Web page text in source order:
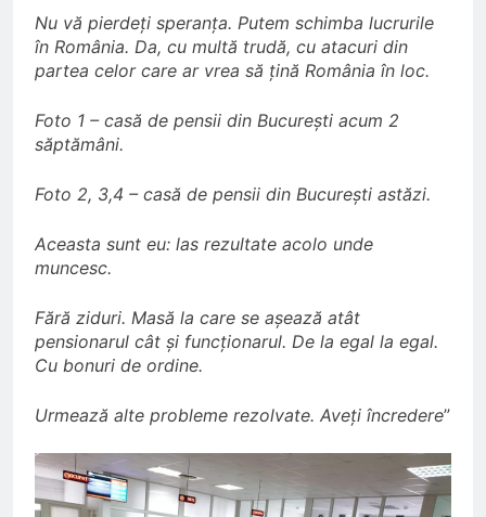
Nu vă pierdeți speranța. Putem schimba lucrurile
în România. Da, cu multă trudă, cu atacuri din
partea celor care ar vrea să țină România în loc.
Foto 1 – casă de pensii din București acum 2
săptămâni.
Foto 2, 3,4 – casă de pensii din București astăzi.
Aceasta sunt eu: las rezultate acolo unde
muncesc.
Fără ziduri. Masă la care se așează atât
pensionarul cât și funcționarul. De la egal la egal.
Cu bonuri de ordine.
Urmează alte probleme rezolvate. Aveți încredere”